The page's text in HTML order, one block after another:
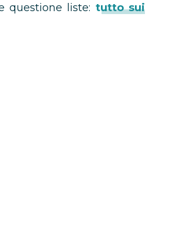
questione liste: tutto sui